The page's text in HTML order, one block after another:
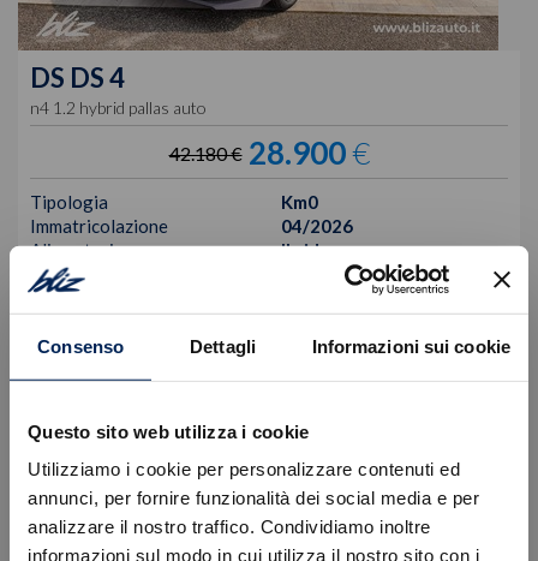
Consenso Dettagli Informazioni sui cookie
Questo sito web utilizza i cookie
Utilizziamo i cookie per personalizzare contenuti ed
annunci, per fornire funzionalità dei social media e per
analizzare il nostro traffico. Condividiamo inoltre
informazioni sul modo in cui utilizza il nostro sito con i
DS DS 4
n4 1.2 hybrid pallas auto
42.180 € 28.900€
Tipologia
Km0
Immatricolazione
04/2026
Alimentazione
Ibrida
Cambio
Automatico
Cilindrata
Posti
5
VISUALIZZA LA SCHEDA